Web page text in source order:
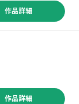
作品詳細
作品詳細